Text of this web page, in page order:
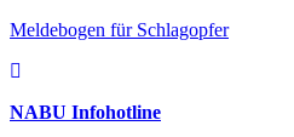
Meldebogen für Schlagopfer
NABU Infohotline